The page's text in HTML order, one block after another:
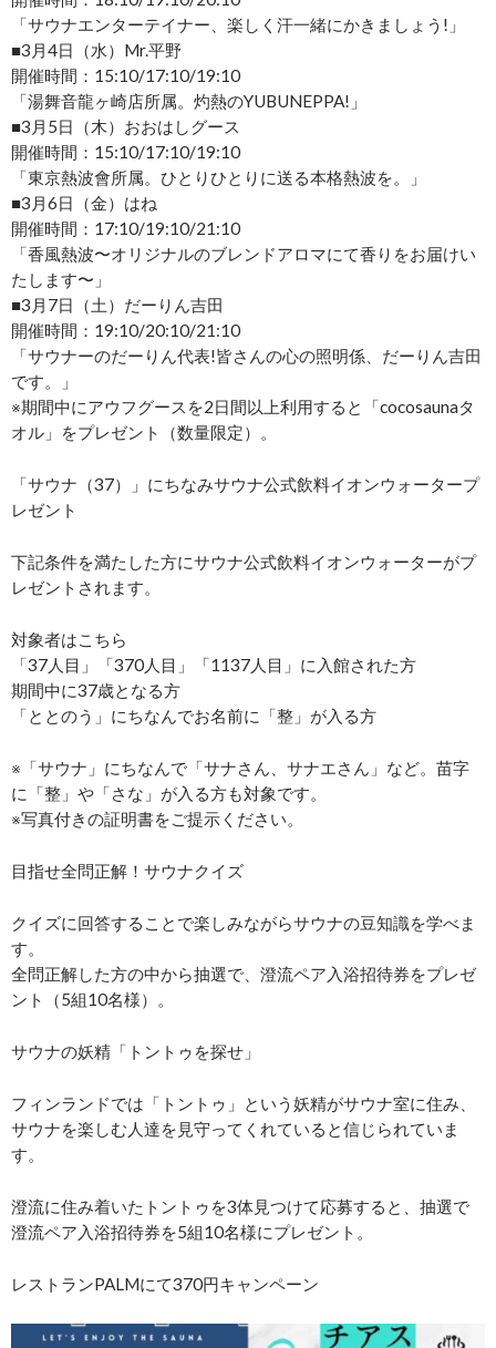
「サウナエンターテイナー、楽しく汗一緒にかきましょう!」
■3月4日（水）Mr.平野
開催時間：15:10/17:10/19:10
「湯舞音龍ヶ崎店所属。灼熱のYUBUNEPPA!」
■3月5日（木）おおはしグース
開催時間：15:10/17:10/19:10
「東京熱波會所属。ひとりひとりに送る本格熱波を。」
■3月6日（金）はね
開催時間：17:10/19:10/21:10
「香風熱波〜オリジナルのブレンドアロマにて香りをお届けい
たします〜」
■3月7日（土）だーりん吉田
開催時間：19:10/20:10/21:10
「サウナーのだーりん代表!皆さんの心の照明係、だーりん吉田
です。」
※期間中にアウフグースを2日間以上利用すると「cocosaunaタ
オル」をプレゼント（数量限定）。
「サウナ（37）」にちなみサウナ公式飲料イオンウォータープ
レゼント
下記条件を満たした方にサウナ公式飲料イオンウォーターがプ
レゼントされます。
対象者はこちら
「37人目」「370人目」「1137人目」に入館された方
期間中に37歳となる方
「ととのう」にちなんでお名前に「整」が入る方
※「サウナ」にちなんで「サナさん、サナエさん」など。苗字
に「整」や「さな」が入る方も対象です。
※写真付きの証明書をご提示ください。
目指せ全問正解！サウナクイズ
クイズに回答することで楽しみながらサウナの豆知識を学べま
す。
全問正解した方の中から抽選で、澄流ペア入浴招待券をプレゼ
ント（5組10名様）。
サウナの妖精「トントゥを探せ」
フィンランドでは「トントゥ」という妖精がサウナ室に住み、
サウナを楽しむ人達を見守ってくれていると信じられていま
す。
澄流に住み着いたトントゥを3体見つけて応募すると、抽選で
澄流ペア入浴招待券を5組10名様にプレゼント。
レストランPALMにて370円キャンペーン